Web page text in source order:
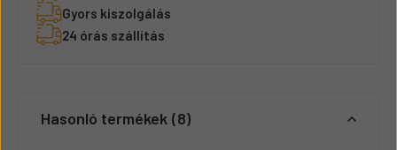
Gyors kiszolgálás
24 órás szállítás
Hasonló termékek 8